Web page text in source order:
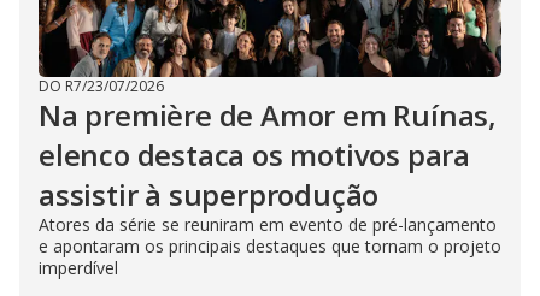
DO R7/23/07/2026
Na première de Amor em Ruínas,
elenco destaca os motivos para
assistir à superprodução
Atores da série se reuniram em evento de pré-lançamento
e apontaram os principais destaques que tornam o projeto
imperdível